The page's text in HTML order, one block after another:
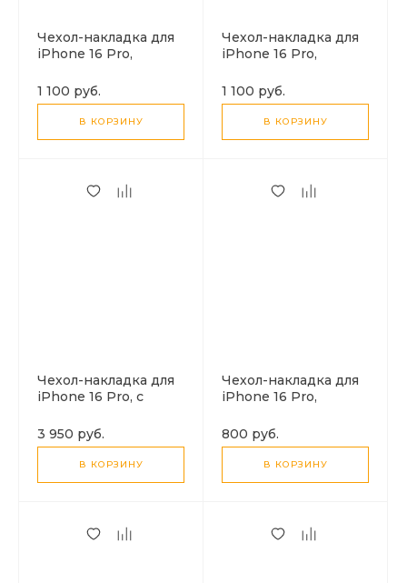
Чехол-накладка для
iPhone 16 Pro,
(MagSafe), без лого,
X-CASE, темно-
зеленый
1 100 руб.
В КОРЗИНУ
Чехол-накладка для
iPhone 16 Pro,
(MagSafe), без лого,
X-CASE, черный
1 100 руб.
В КОРЗИНУ
Чехол-накладка для
iPhone 16 Pro, с
CASE, черный
3 950 руб.
В КОРЗИНУ
Чехол-накладка для
iPhone 16 Pro,
магнитный (MagSafe),
без лого, X-CASE,
черный
800 руб.
В КОРЗИНУ